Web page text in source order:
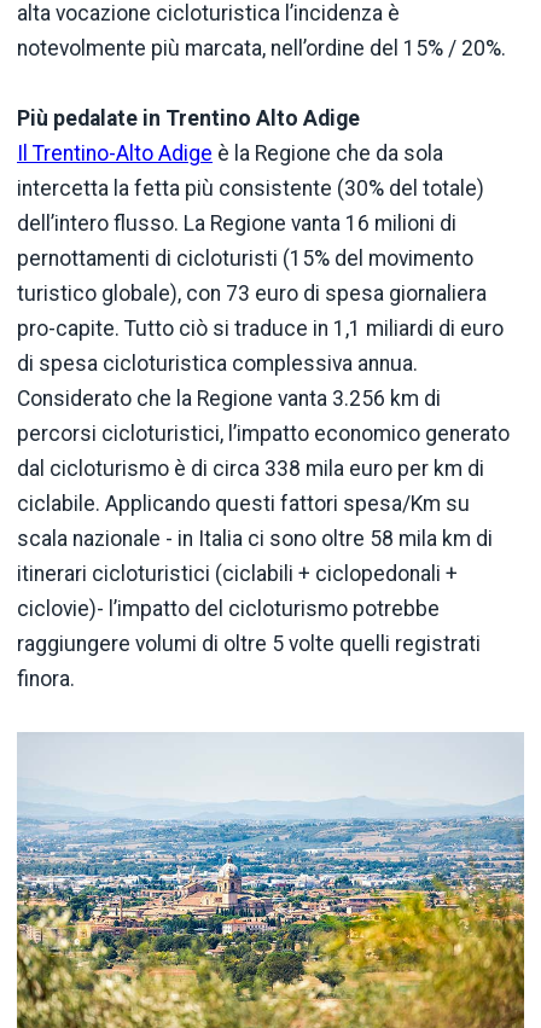
alta vocazione cicloturistica l’incidenza è
notevolmente più marcata, nell’ordine del 15% / 20%.
Più pedalate in Trentino Alto Adige
Il Trentino-Alto Adige è la Regione che da sola
intercetta la fetta più consistente (30% del totale)
dell’intero flusso. La Regione vanta 16 milioni di
pernottamenti di cicloturisti (15% del movimento
turistico globale), con 73 euro di spesa giornaliera
pro-capite. Tutto ciò si traduce in 1,1 miliardi di euro
di spesa cicloturistica complessiva annua.
Considerato che la Regione vanta 3.256 km di
percorsi cicloturistici, l’impatto economico generato
dal cicloturismo è di circa 338 mila euro per km di
ciclabile. Applicando questi fattori spesa/Km su
scala nazionale - in Italia ci sono oltre 58 mila km di
itinerari cicloturistici (ciclabili + ciclopedonali +
ciclovie)- l’impatto del cicloturismo potrebbe
raggiungere volumi di oltre 5 volte quelli registrati
finora.